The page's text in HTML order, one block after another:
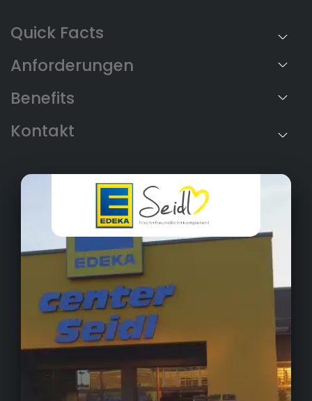
Anforderungen
Benefits